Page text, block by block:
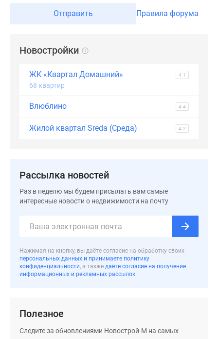
Субсидированная
застройщиком
Программа
реновации
премиум-
класса
Новостройки
Рассрочка
ипотека
Отправить Правила форума
Новостройки
ЖК «Квартал Домашний» 4.1
68 квартир
Влюблино 4.4
Жилой квартал Sreda (Среда) 4.2
Рассылка новостей
Раз в неделю мы будем присылать вам самые
интересные новости о недвижимости на почту
Нажимая на кнопку, вы даёте согласие на обработку своих
персональных данных и принимаете политику
конфиденциальности, а также даёте согласие на получение
информационных и рекламных рассылок
Полезное
Следите за обновлениями Новострой-М на самых